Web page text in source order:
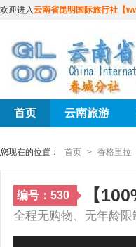
欢迎进入云南省昆明国际旅行社【
首页 云南旅游
您现在的位置： 首页 > 香格里拉
编号：530 【
全程无购物、无年龄